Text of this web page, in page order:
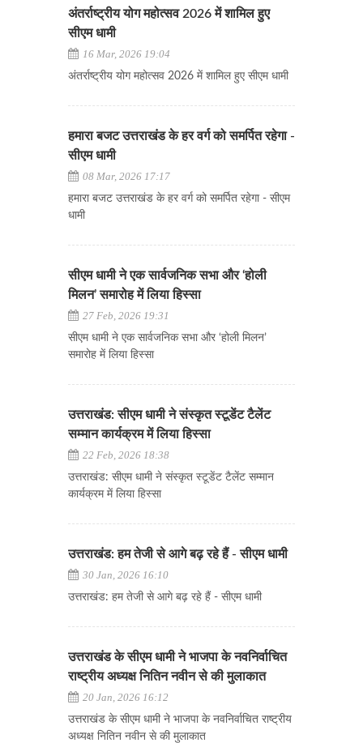
अंतर्राष्ट्रीय योग महोत्सव 2026 में शामिल हुए
सीएम धामी
16 Mar, 2026 19:04
अंतर्राष्ट्रीय योग महोत्सव 2026 में शामिल हुए सीएम धामी
हमारा बजट उत्तराखंड के हर वर्ग को समर्पित रहेगा -
सीएम धामी
08 Mar, 2026 17:17
हमारा बजट उत्तराखंड के हर वर्ग को समर्पित रहेगा - सीएम
धामी
सीएम धामी ने एक सार्वजनिक सभा और ‘होली
मिलन’ समारोह में लिया हिस्सा
27 Feb, 2026 19:31
सीएम धामी ने एक सार्वजनिक सभा और ‘होली मिलन’
समारोह में लिया हिस्सा
उत्तराखंड: सीएम धामी ने संस्कृत स्टूडेंट टैलेंट
सम्मान कार्यक्रम में लिया हिस्सा
22 Feb, 2026 18:38
उत्तराखंड: सीएम धामी ने संस्कृत स्टूडेंट टैलेंट सम्मान
कार्यक्रम में लिया हिस्सा
उत्तराखंड: हम तेजी से आगे बढ़ रहे हैं - सीएम धामी
30 Jan, 2026 16:10
उत्तराखंड: हम तेजी से आगे बढ़ रहे हैं - सीएम धामी
उत्तराखंड के सीएम धामी ने भाजपा के नवनिर्वाचित
राष्ट्रीय अध्यक्ष नितिन नवीन से की मुलाकात
20 Jan, 2026 16:12
उत्तराखंड के सीएम धामी ने भाजपा के नवनिर्वाचित राष्ट्रीय
अध्यक्ष नितिन नवीन से की मुलाकात